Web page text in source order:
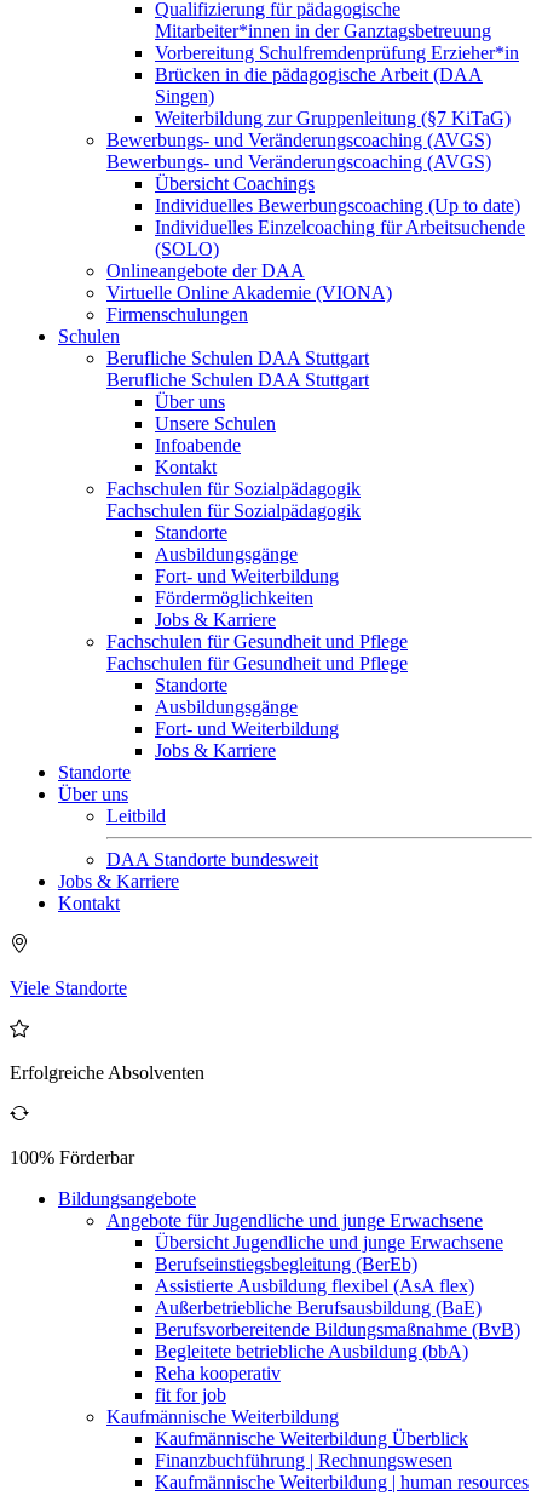
Qualifizierung für pädagogische
Mitarbeiter*innen in der Ganztagsbetreuung
Vorbereitung Schulfremdenprüfung Erzieher*in
Brücken in die pädagogische Arbeit (DAA
Singen)
Weiterbildung zur Gruppenleitung (§7 KiTaG)
Bewerbungs- und Veränderungscoaching (AVGS)
Bewerbungs- und Veränderungscoaching (AVGS)
Übersicht Coachings
Individuelles Bewerbungscoaching (Up to date)
Individuelles Einzelcoaching für Arbeitsuchende
(SOLO)
Onlineangebote der DAA
Virtuelle Online Akademie (VIONA)
Firmenschulungen
Schulen
Berufliche Schulen DAA Stuttgart
Berufliche Schulen DAA Stuttgart
Über uns
Unsere Schulen
Infoabende
Kontakt
Fachschulen für Sozialpädagogik
Fachschulen für Sozialpädagogik
Standorte
Ausbildungsgänge
Fort- und Weiterbildung
Fördermöglichkeiten
Jobs & Karriere
Fachschulen für Gesundheit und Pflege
Fachschulen für Gesundheit und Pflege
Standorte
Ausbildungsgänge
Fort- und Weiterbildung
Jobs & Karriere
Standorte
Über uns
Leitbild
DAA Standorte bundesweit
Jobs & Karriere
Kontakt
Viele Standorte
Erfolgreiche Absolventen
100% Förderbar
Bildungsangebote
Angebote für Jugendliche und junge Erwachsene
Übersicht Jugendliche und junge Erwachsene
Berufseinstiegsbegleitung (BerEb)
Assistierte Ausbildung flexibel (AsA flex)
Außerbetriebliche Berufsausbildung (BaE)
Berufsvorbereitende Bildungsmaßnahme (BvB)
Begleitete betriebliche Ausbildung (bbA)
Reha kooperativ
fit for job
Kaufmännische Weiterbildung
Kaufmännische Weiterbildung Überblick
Finanzbuchführung | Rechnungswesen
Kaufmännische Weiterbildung | human resources